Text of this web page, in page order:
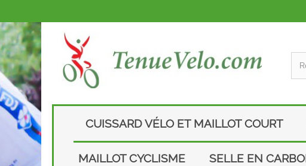
CUISSARD VÉLO ET MAILLOT COURT
MAILLOT CYCLISME SELLE EN